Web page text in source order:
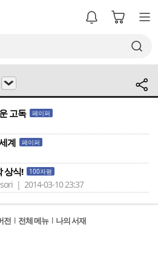
고독 페이퍼
계 페이퍼
상식! 100자평
| 2014-03-10 23:37
전 l 전체 메뉴 l 나의 서재